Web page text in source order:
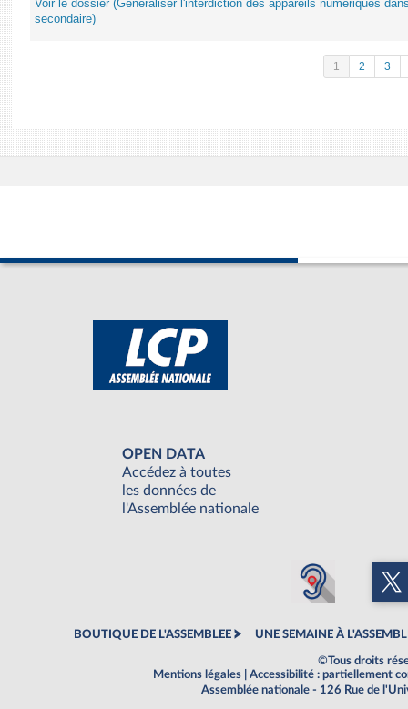
Voir le dossier (Généraliser l'interdiction des appareils numériques
secondaire)
1 2 3
OPEN DATA
Accédez à toutes
les données de
l'Assemblée nationale
BOUTIQUE DE L'ASSEMBLEE UNE SEMAINE À
©Tous droits
Mentions légales
Accessibilité : partiellement
Assemblée nationale - 126 Rue de